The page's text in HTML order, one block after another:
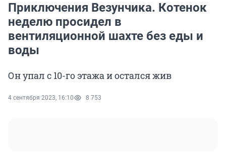
Приключения Везунчика. Котенок
неделю просидел в
вентиляционной шахте без еды и
воды
Он упал с 10-го этажа и остался жив
4 сентября 2023, 16:10 8 753